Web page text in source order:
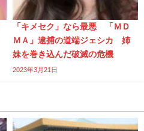
「キメセク」なら最悪 「ＭＤ
ＭＡ」逮捕の道端ジェシカ 姉
妹を巻き込んだ破滅の危機
2023年3月21日